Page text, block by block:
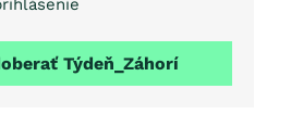
Týdeň_Záhorí